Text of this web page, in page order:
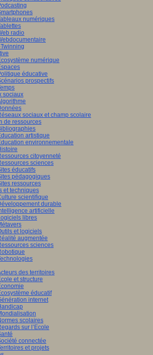
numériques
radio
numérique
éducative
prospectifs
sociaux
sociaux et champ scolaire
de ressources
artistique
environnementale
citoyenneté
sciences
éducatifs
pédagogiques
ressources
et techniques
scientifique
durable
artificielle
libres
et logiciels
augmentée
sciences
des territoires
et structure
éducatif
internet
scolaires
sur l’Ecole
connectée
et projets